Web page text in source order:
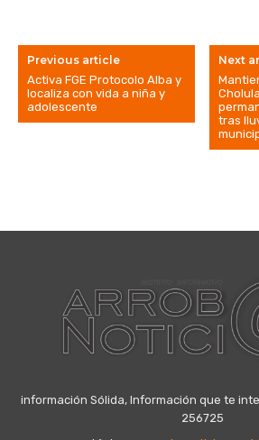
Previous article
Activa FGE Protocolo Alba y
localiza con vida a niña y
adolescente
Next
tras
información Sólida, Información que te
256725